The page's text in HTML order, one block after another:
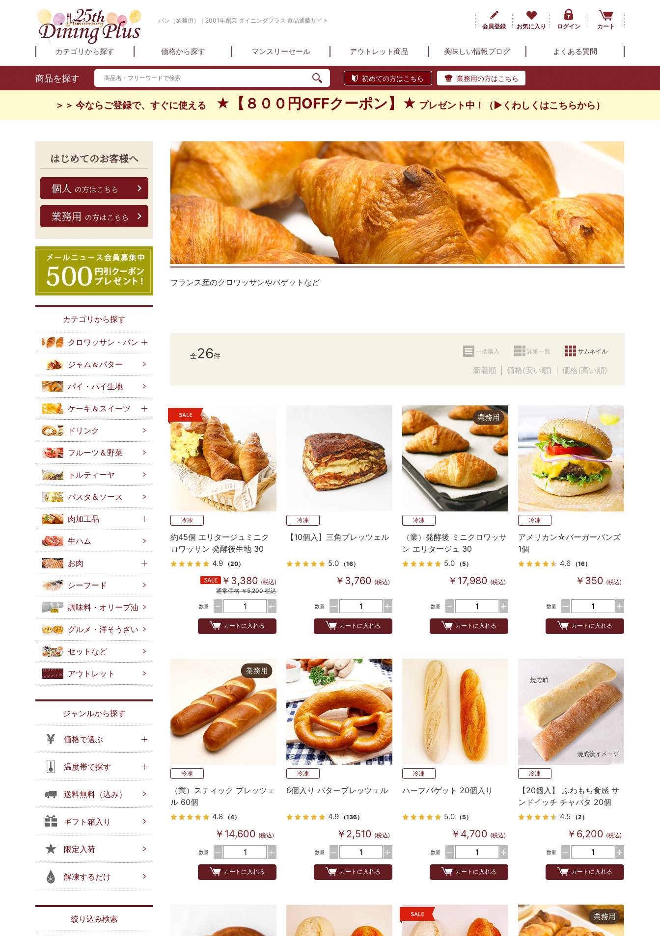
パン（業務用）｜2001年創業 ダイニングプラス 食品通販サイト
会員登録
お気に入り ログイン カート
カテゴリから探す 価格から探す マンスリーセール アウトレット商品 美味しい情報ブログ よくある質問
商品を探す 初めての方はこちら 業務用の方はこちら
＞＞ 今ならご登録で、すぐに使える ★【８００円OFFクーポン】★ プレゼント中！（▶くわしくはこちらから）
はじめてのお客様へ
個人 の方はこちら
業務用 の方はこちら
カテゴリから探す
クロワッサン・パン
ジャム＆バター
パイ・パイ生地
ケーキ＆スイーツ
ドリンク
フルーツ＆野菜
トルティーヤ
パスタ＆ソース
肉加工品
生ハム
お肉
シーフード
調味料・オリーブ油
グルメ・洋そうざい
セットなど
アウトレット
ジャンルから探す
価格で選ぶ
温度帯で探す
送料無料（込み）
ギフト箱入り
限定入荷
解凍するだけ
絞り込み検索
フランス産のクロワッサンやバゲットなど
全26件
一括購入 詳細一覧 サムネイル
新着順 価格(安い順) 価格(高い順)
冷凍
約45個 エリタージュミニク
ロワッサン 発酵後生地 30
4.9 （20）
￥3,380 (税込)
通常価格 ￥5,200 税込
数量
カートに入れる
冷凍
【10個入】三角プレッツェル
5.0 （16）
￥3,760 (税込)
数量
カートに入れる
冷凍
（業）発酵後 ミニクロワッサ
ン エリタージュ 30
5.0 （5）
￥17,980 (税込)
数量
カートに入れる
冷凍
アメリカン☆バーガーバンズ
1個
4.6 （16）
￥350 (税込)
数量
カートに入れる
冷凍
（業）スティック プレッツェ
ル 60個
4.8 （4）
￥14,600 (税込)
数量
カートに入れる
冷凍
6個入り バタープレッツェル
4.9 （136）
￥2,510 (税込)
数量
カートに入れる
冷凍
ハーフバゲット 20個入り
5.0 （5）
￥4,700 (税込)
数量
カートに入れる
冷凍
【20個入】 ふわもち食感 サ
ンドイッチ チャバタ 20個
4.5 （2）
￥6,200 (税込)
数量
カートに入れる